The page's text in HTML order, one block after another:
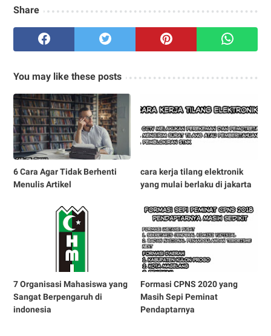
Share
You may like these posts
6 Cara Agar Tidak Berhenti
Menulis Artikel
cara kerja tilang elektronik
yang mulai berlaku di jakarta
7 Organisasi Mahasiswa yang
Sangat Berpengaruh di
indonesia
Formasi CPNS 2020 yang
Masih Sepi Peminat
Pendaptarnya